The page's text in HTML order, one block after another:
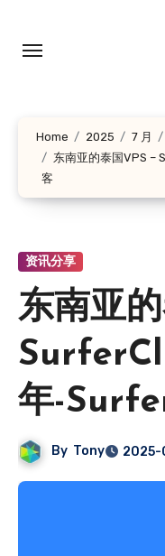
Home 2025 7 月
东南亚的泰国VPS
客
资讯分享
东南亚
年-
By Tony 2025-